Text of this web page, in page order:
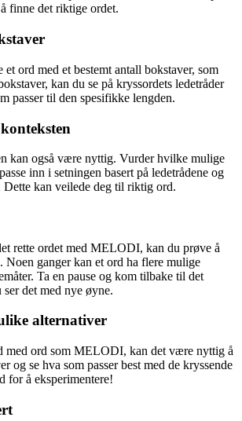
finne det riktige ordet.
ord med et bestemt antall bokstaver, som
kan du se på kryssordets ledetråder
passer til den spesifikke lengden.
kan også være nyttig. Vurder hvilke mulige
inn i setningen basert på ledetrådene og
Dette kan veilede deg til riktig ord.
rette ordet med MELODI, kan du prøve å
Noen ganger kan et ord ha flere mulige
Ta en pause og kom tilbake til det
ser det med nye øyne.
alternativer
med ord som MELODI, kan det være nyttig å
og se hva som passer best med de kryssende
for å eksperimentere!